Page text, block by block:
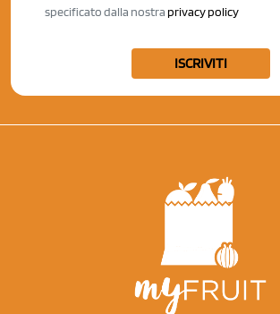
specificato dalla nostra privacy policy
ISCRIVITI